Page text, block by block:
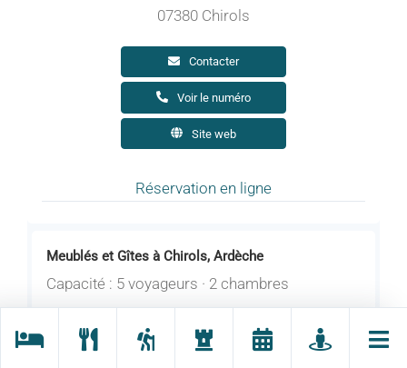
Meublés et Gîtes à Chirols, Ardèche
Capacité : 5 voyageurs · 2 chambres
Ouverture : Du 01/08 au 31/12/2025.
07380 Chirols
Contacter
Voir le numéro
Site web
Réservation en ligne